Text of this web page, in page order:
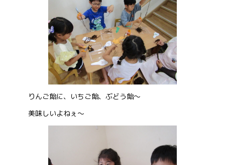
りんご飴に、いちご飴、ぶどう飴～
美味しいよねぇ～